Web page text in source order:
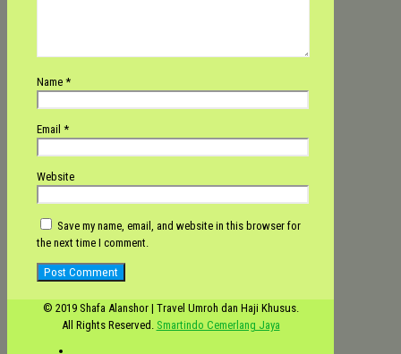
Name *
Email *
Website
Save my name, email, and website in this browser for
the next time I comment.
© 2019 Shafa Alanshor | Travel Umroh dan Haji Khusus.
All Rights Reserved. Smartindo Cemerlang Jaya